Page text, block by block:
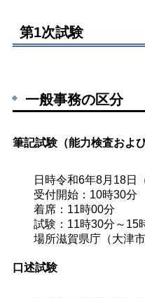
第1次試験
一般事務の区分
筆記試験（能力検査およ
日時令和6年8月18日
受付開始：10時30分
着席：11時00分
試験：11時30分～15
場所滋賀県庁（大津
口述試験